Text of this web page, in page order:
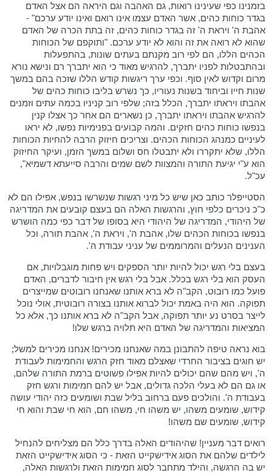
בזמנינו כפי שעינינו רואות, גם האהבה וגם היראה הם אצל האדם
בגדר כוחות כהים, אשר האדם עצמו אינו רואם ואינו יודע ערכם" -
אהבת ה' ויראת ה' זה בגדר כוחות כהים, זה בתת הכרה של האדם
שהוא לא רואה את זה והוא לא יודע ערכם. "ותוקפם של הכוחות
הכהים הללו, הם לפי רוב מקנתם בעתים שונות, בהתפעלות
ובהתבטלות לפניו יתברך, להרגיש מאוד כי הוא יתברך רם ונישא נורא
מרום וקדוש לאין סוף. וכפי ערך ריגשות קודש הללו שזכה בהם במשך
שנות חייו וביחוד בשנות נעוריו, כך נשרש בליבו כוחות כהים של
אהבתו ויראתו יתברך, הכלל בזה; שלפי רוב קניניו בכמה עתים וזמנים
להרגיש אהבתו ויראתו יתברך, כן נשארים הם אחר כך אצלו קנין
בנפשו כוחות כהים חזקים. והמה קבועים בפנימיות נפשו, לא יראו
לעיניים כמנהג הכוחות הכהים. וצריכים חיזוק הרבה להחיות הכוחות
הללו, שלא יתקררו ולא יתבטלו חס ושלום במשך הזמן, ועיקר החיזוק
הוא ע"י יגיעת התורה והמצוות לשם שמים והרבה סייעתא דשמיא",
עכ"ל.
הסטייפלר כותב כאן שיש כל מיני רגשות שנשרשו בנפש, אפילו הם לא
כ"כ ניכרים כלפי חוץ, והרגשות האלה הם בעצם קובעים את המדריגה
של היהודי, המדריגה של היהודי היא בסופו של דבר כפי כמה הושרש
בנפשו בכוחות הכהים שלו, אהבת ה', ויראת ה', אהבת תורה, וכל
הענינים הנעלים והמרוממים של עניני עבודת ה'.
בעצם בלי רגש יכול להיות יותר הספקים ויש פחות מוגבלויות, אם
העסק הוא בלי רגש בכלל. אבל בלי רגש אין חיבור לדברים, האדם
פועל כמו רובוט, הקב"ה לא ברא אותנו שאנחנו רובוטים שמייצרים
תפוקה. הוא היה באמת יכול לברוא אותנו בצורה רובוטית, אולי נוכל
לייצר בסרט נע יותר תפוקה, אבל הקב"ה לא ברא אותנו כך, אלא כל
המציאות והמדריגה של האדם היא תלויה ברגש שלו!
בוא נראה טיפה להתבונן במה שאנחנו מכירים! אנחנו מכירים למשל;
יש חוגים בציבור החרדי שאצלם מאוד חזק הרגש והחמימות לעבודת
ה', ויש מהם שהם יכולים להיות אפילו פשוטים ברמת התורה שלהם,
או גם הם לא בעלי הלכה גדולים, אבל יש להם חמימות ורגש חזק
בעבודת ה'. והולכים פעם ברחוב בליל שבת ושומעים כזה יהודי עושה
קידוש, שומעים משהו, יש משהו חי, משהו חם, הוא חי שבת והוא חי
קידוש, שומעים שם משהו!
רואים דבר מעניין! שהיהודים האלה בדרך כלל הם מצליחים להנחיל
לילדים שלהם את הסוג אידישקייט הזאת - כי הסוג אידישקייט הזאת
יש בה הרגשה, והילד מתחבר לסוג חמימות הזאת ולרגשות האלה,